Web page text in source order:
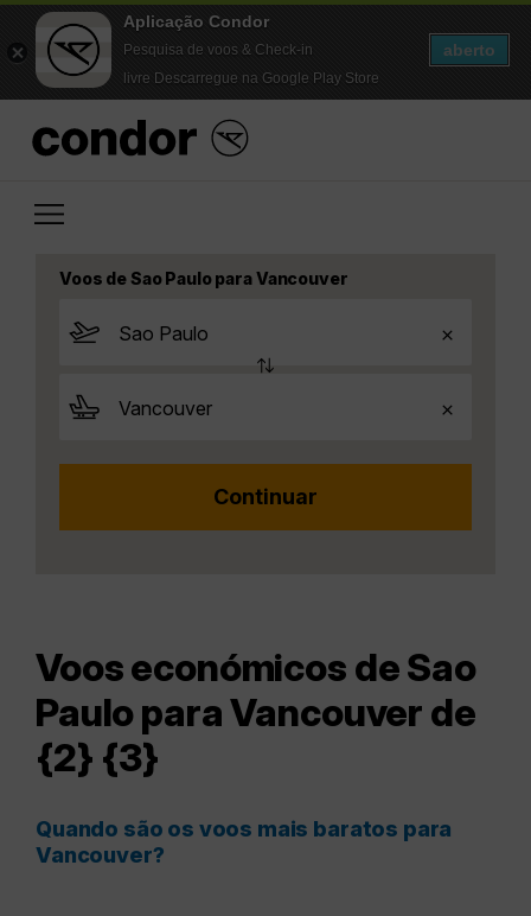
Aplicação Condor
Pesquisa de voos & Check-in
livre Descarregue na Google Play Store
aberto
Voos de Sao Paulo para Vancouver
Voos económicos de Sao
Paulo para Vancouver de
{2} {3}
Quando são os voos mais baratos para
Vancouver?